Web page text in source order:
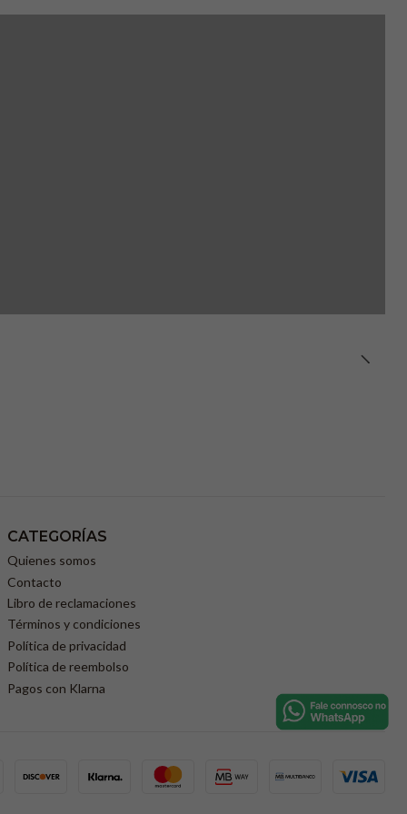
CATEGORÍAS
Quienes somos
Contacto
Libro de reclamaciones
Términos y condiciones
Política de privacidad
Política de reembolso
Pagos con Klarna